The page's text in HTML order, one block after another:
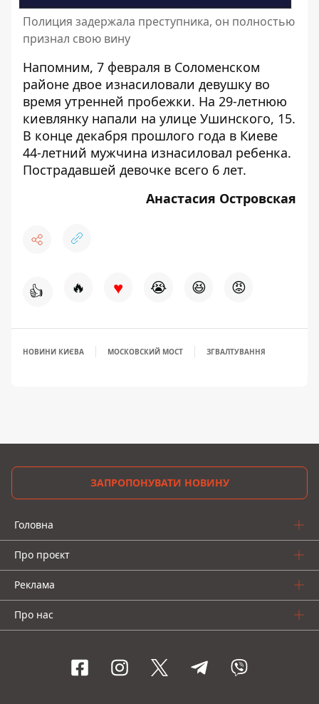
Полиция задержала преступника, он полностью
признал свою вину
Напомним, 7 февраля в Соломенском
районе двое изнасиловали девушку во
время утренней пробежки. На 29-летнюю
киевлянку напали на улице Ушинского, 15.
В конце декабря прошлого года в Киеве
44-летний мужчина изнасиловал ребенка.
Пострадавшей девочке всего 6 лет.
Анастасия Островская
👍 🔥 ♥ 😭 😆 😡
НОВИНИ КИЄВА МОСКОВСКИЙ МОСТ ЗГВАЛТУВАННЯ
ЗАПРОПОНУВАТИ НОВИНУ
Головна
Про проєкт
Реклама
Про нас